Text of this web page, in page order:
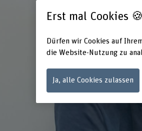
Erst mal Cookies 🍪
Dürfen wir Cookies auf
die Website-Nutzung zu
Ja, alle Cookies zulassen